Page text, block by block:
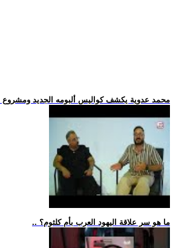
.. محمد عدوية يكشف كواليس ألبومه الجديد
.. ما هو سر علاقة اليهود العرب بأم كلثوم؟